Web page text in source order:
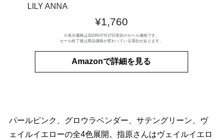
LILY ANNA
¥1,760
※表示価格は2023年07月27日現在のセール価格です。
セール終了後は商品価格が変わっている場合があります。
Amazonで詳細を見る
パールピンク、グロウラベンダー、サテングリーン、ヴ
ェイルイエローの全4色展開。指原さんはヴェイルイエロ